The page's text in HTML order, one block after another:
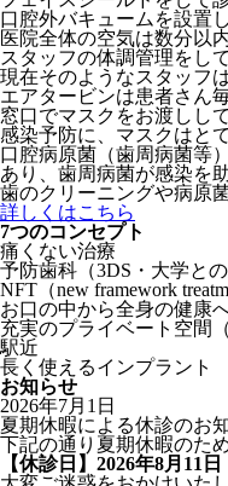
口腔外バキュームを設置
医院全体の空気は数分以
スタッフの体調管理をし
現在そのようなスタッフ
エアタービンは患者さん
窓口でマスクをお渡しし
感染予防に、マスクはと
口腔病原菌（歯周病菌等
あり、歯周病菌が感染を
歯のクリーニングや病原
詳しくはこちら
7つのコンセプト
痛くない治療
予防歯科（3DS・大学との
NFT（new framework
お口の中から全身の健康
充実のプライベート空間
駅近
長く使えるインプラント
お知らせ
2026年7月1日
夏期休暇による休診のお
下記の通り夏期休暇のた
【休診日】2026年8月11